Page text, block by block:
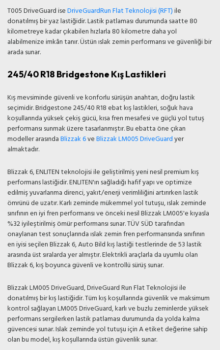
T005 DriveGuard iseDriveGuardRun Flat Teknolojisi (RFT)ile
donatılmış bir yaz lastiğidir. Lastik patlaması durumunda saatte 80
kilometreye kadar çıkabilen hızlarla 80 kilometre daha yol
alabilmenize imkân tanır. Üstün ıslak zemin performansı ve güvenliği bir
arada sunar.
245/40 R18 Bridgestone Kış Lastikleri
Kış mevsiminde güvenli ve konforlu sürüşün anahtarı, doğru lastik
seçimidir. Bridgestone 245/40 R18 ebat kış lastikleri, soğuk hava
koşullarında yüksek çekiş gücü, kısa fren mesafesi ve güçlü yol tutuş
performansı sunmak üzere tasarlanmıştır. Bu ebatta öne çıkan
modeller arasındaBlizzak 6veBlizzak LM005 DriveGuardyer
almaktadır.
Blizzak 6, ENLITEN teknolojisi ile geliştirilmiş yeni nesil premium kış
performans lastiğidir. ENLITEN'ın sağladığı hafif yapı ve optimize
edilmiş yuvarlanma direnci, yakıt/enerji verimliliğini artırırken lastik
ömrünü de uzatır. Karlı zeminde mükemmel yol tutuşu, ıslak zeminde
sınıfının en iyi fren performansı ve önceki nesil Blizzak LM005'e kıyasla
%32 iyileştirilmiş ömür performansı sunar. TÜV SÜD tarafından
onaylanan test sonuçlarında ıslak zemin fren performansında sınıfının
en iyisi seçilen Blizzak 6, Auto Bild kış lastiği testlerinde de 53 lastik
arasında üst sıralarda yer almıştır. Elektrikli araçlarla da uyumlu olan
Blizzak 6, kış boyunca güvenli ve kontrollü sürüş sunar.
Blizzak LM005 DriveGuard, DriveGuard Run Flat Teknolojisi ile
donatılmış bir kış lastiğidir. Tüm kış koşullarında güvenlik ve maksimum
kontrol sağlayan LM005 DriveGuard, karlı ve buzlu zeminlerde yüksek
performans sergilerken lastik patlaması durumunda da yolda kalma
güvencesi sunar. Islak zeminde yol tutuşu için A etiket değerine sahip
olan bu model, kış koşullarında üstün güvenlik sunar.